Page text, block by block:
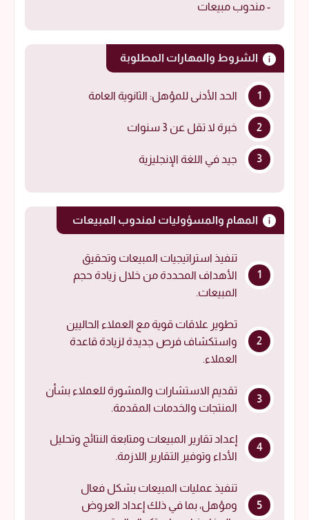
- مندوب مبيعات
الشروط والمهارات المطلوبة
الحد الأدنى للمؤهل: الثانوية العامة
خبرة لا تقل عن 3 سنوات
جيد في اللغة الإنجليزية
المهام والمسؤوليات لمندوب المبيعات
تنفيذ استراتيجيات المبيعات وتحقيق
الأهداف المحددة من خلال زيادة حجم
المبيعات.
تطوير علاقات قوية مع العملاء الحاليين
واستكشاف فرص جديدة لزيادة قاعدة
العملاء.
تقديم الاستشارات والمشورة للعملاء بشأن
المنتجات والخدمات المقدمة.
إعداد تقارير المبيعات ومتابعة النتائج وتحليل
الأداء وتوفير التقارير اللازمة.
تنفيذ عمليات المبيعات بشكل فعال
ومؤهل، بما في ذلك إعداد العروض